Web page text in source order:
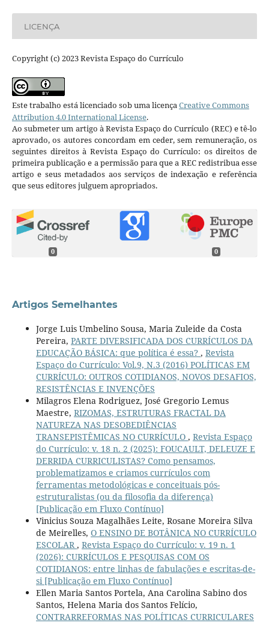
LICENÇA
Copyright (c) 2023 Revista Espaço do Currículo
Este trabalho está licenciado sob uma licençaCreative Commons
Attribution 4.0 International License.
Ao submeter um artigo à Revista Espaço do Currículo (REC) e tê-lo
aprovado, os autores concordam em ceder, sem remuneração, os
seguintes direitos à Revista Espaço do Currículo: os direitos de
primeira publicação e a permissão para que a REC redistribua esse
artigo e seus metadados aos serviços de indexação e referência
que seus editores julguem apropriados.
0 0
Artigos Semelhantes
Jorge Luis Umbelino Sousa, Maria Zuleide da Costa
Pereira, PARTE DIVERSIFICADA DOS CURRÍCULOS DA
EDUCAÇÃO BÁSICA: que política é essa? , Revista
Espaço do Currículo: Vol.9, N.3 (2016) POLÍTICAS EM
CURRÍCULO: OUTROS COTIDIANOS, NOVOS DESAFIOS,
RESISTÊNCIAS E INVENÇÕES
Milagros Elena Rodriguez, José Gregorio Lemus
Maestre, RIZOMAS, ESTRUTURAS FRACTAL DA
NATUREZA NAS DESOBEDIÊNCIAS
TRANSEPISTÊMICAS NO CURRÍCULO , Revista Espaço
do Currículo: v. 18 n. 2 (2025): FOUCAULT, DELEUZE E
DERRIDA CURRICULISTAS? Como pensamos,
problematizamos e criamos currículos com
ferramentas metodológicas e conceituais pós-
estruturalistas (ou da filosofia da diferença)
[Publicação em Fluxo Contínuo]
Vinicius Souza Magalhães Leite, Rosane Moreira Silva
de Meirelles, O ENSINO DE BOTÂNICA NO CURRÍCULO
ESCOLAR, Revista Espaço do Currículo: v. 19 n. 1
(2026): CURRÍCULOS E PESQUISAS COM OS
COTIDIANOS: entre linhas de fabulações e escritas-de-
si [Publicação em Fluxo Contínuo]
Ellen Maria Santos Portela, Ana Carolina Sabino dos
Santos, Helena Maria dos Santos Felício,
CONTRARREFORMAS NAS POLÍTICAS CURRICULARES